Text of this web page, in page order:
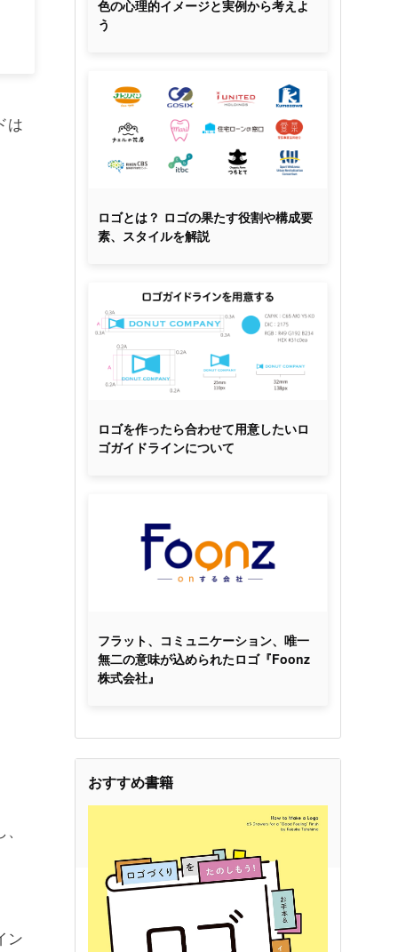
は
ン
色の心理的イメージと実例から考えよ
う
ロゴとは？ ロゴの果たす役割や構成要
素、スタイルを解説
ロゴを作ったら合わせて用意したいロ
ゴガイドラインについて
フラット、コミュニケーション、唯一
無二の意味が込められたロゴ『Foonz
株式会社』
おすすめ書籍